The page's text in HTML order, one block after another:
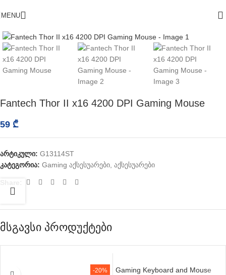
MENU
Fantech Thor II x16 4200 DPI Gaming Mouse
59 ₾
არტიკული: G13114ST
კატეგორია: Gaming აქსესუარები, აქსესუარები
მსგავსი პროდუქტები
-20%
Gaming Keyboard and Mouse